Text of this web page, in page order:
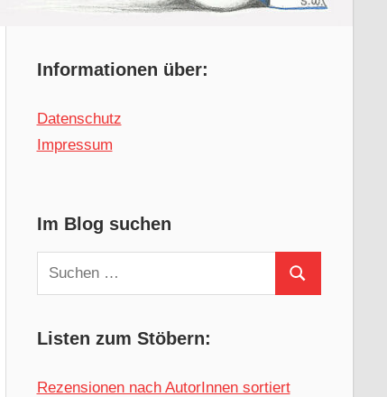
Informationen über:
Datenschutz
Impressum
Im Blog suchen
Suchen
nach:
Suchen
Listen zum Stöbern:
Rezensionen nach AutorInnen sortiert